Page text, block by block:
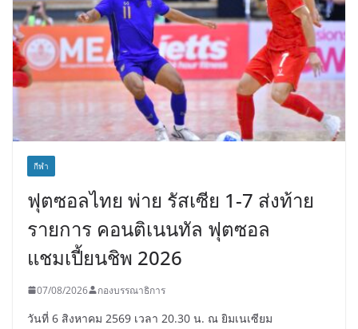
กีฬา
ฟุตซอลไทย พ่าย รัสเซีย 1-7 ส่งท้าย
รายการ คอนติเนนทัล ฟุตซอล
แชมเปี้ยนชิพ 2026
07/08/2026 กองบรรณาธิการ
วันที่ 6 สิงหาคม 2569 เวลา 20.30 น. ณ ยิมเนเซียม